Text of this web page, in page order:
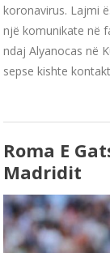
koronavirus. Lajmi
një komunikate në
ndaj Alyanocas në
sepse kishte
Roma E
Madridit